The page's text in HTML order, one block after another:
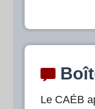
Le CAÉB